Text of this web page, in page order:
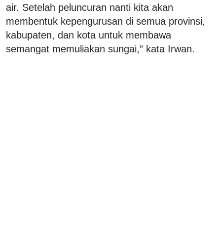
air. Setelah peluncuran nanti kita akan
membentuk kepengurusan di semua provinsi,
kabupaten, dan kota untuk membawa
semangat memuliakan sungai,” kata Irwan.